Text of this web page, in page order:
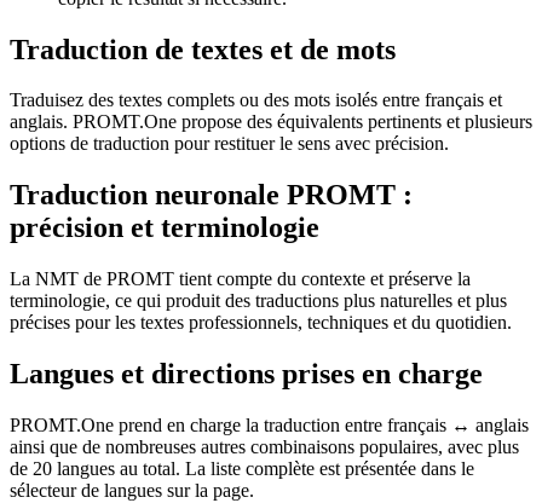
Traduction de textes et de mots
Traduisez des textes complets ou des mots isolés entre français et
anglais. PROMT.One propose des équivalents pertinents et plusieurs
options de traduction pour restituer le sens avec précision.
Traduction neuronale PROMT :
précision et terminologie
La NMT de PROMT tient compte du contexte et préserve la
terminologie, ce qui produit des traductions plus naturelles et plus
précises pour les textes professionnels, techniques et du quotidien.
Langues et directions prises en charge
PROMT.One prend en charge la traduction entre français ↔ anglais
ainsi que de nombreuses autres combinaisons populaires, avec plus
de 20 langues au total. La liste complète est présentée dans le
sélecteur de langues sur la page.